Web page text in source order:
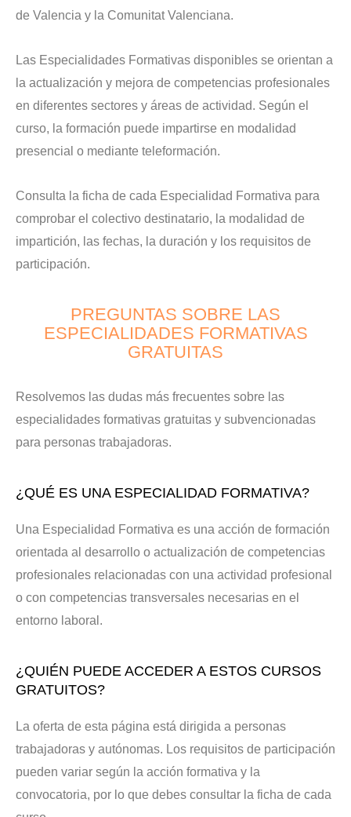
de Valencia y la Comunitat Valenciana.
Las Especialidades Formativas disponibles se orientan a
la actualización y mejora de competencias profesionales
en diferentes sectores y áreas de actividad. Según el
curso, la formación puede impartirse en modalidad
presencial o mediante teleformación.
Consulta la ficha de cada Especialidad Formativa para
comprobar el colectivo destinatario, la modalidad de
impartición, las fechas, la duración y los requisitos de
participación.
PREGUNTAS SOBRE LAS
ESPECIALIDADES FORMATIVAS
GRATUITAS
Resolvemos las dudas más frecuentes sobre las
especialidades formativas gratuitas y subvencionadas
para personas trabajadoras.
¿QUÉ ES UNA ESPECIALIDAD FORMATIVA?
Una Especialidad Formativa es una acción de formación
orientada al desarrollo o actualización de competencias
profesionales relacionadas con una actividad profesional
o con competencias transversales necesarias en el
entorno laboral.
¿QUIÉN PUEDE ACCEDER A ESTOS CURSOS
GRATUITOS?
La oferta de esta página está dirigida a personas
trabajadoras y autónomas. Los requisitos de participación
pueden variar según la acción formativa y la
convocatoria, por lo que debes consultar la ficha de cada